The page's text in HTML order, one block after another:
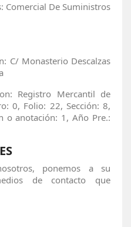
Comercial De Suministros
C/ Monasterio Descalzas
Registro Mercantil de
0, Folio: 22, Sección: 8,
o anotación: 1, Año Pre.:
ponemos a su
de contacto que